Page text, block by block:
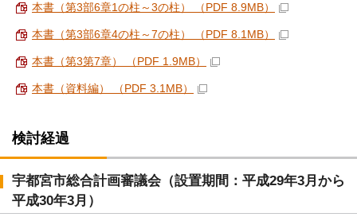
本書（第3部6章1の柱～3の柱） （PDF 8.9MB）
本書（第3部6章4の柱～7の柱） （PDF 8.1MB）
本書（第3第7章） （PDF 1.9MB）
本書（資料編） （PDF 3.1MB）
検討経過
宇都宮市総合計画審議会（設置期間：平成29年3月から
平成30年3月）